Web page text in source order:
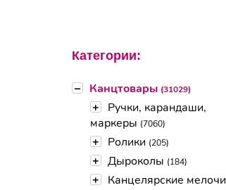
Категории:
– Канцтовары (31029)
+
Ручки, карандаши,
маркеры (7060)
+ Ролики (205)
+ Дыроколы (184)
+ Канцелярские мелочи